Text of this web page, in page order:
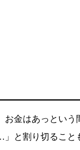
金はあっという
」と割り切ること